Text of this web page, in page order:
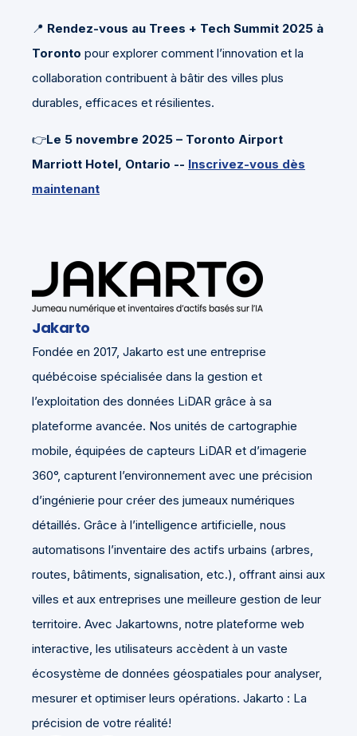
📍 Rendez-vous au Trees + Tech Summit 2025 à
Toronto pour explorer comment l’innovation et la
collaboration contribuent à bâtir des villes plus
durables, efficaces et résilientes.
👉Le 5 novembre 2025 – Toronto Airport
Marriott Hotel, Ontario -- Inscrivez-vous dès
maintenant
Jakarto
Fondée en 2017, Jakarto est une entreprise
québécoise spécialisée dans la gestion et
l’exploitation des données LiDAR grâce à sa
plateforme avancée. Nos unités de cartographie
mobile, équipées de capteurs LiDAR et d’imagerie
360°, capturent l’environnement avec une précision
d’ingénierie pour créer des jumeaux numériques
détaillés. Grâce à l’intelligence artificielle, nous
automatisons l’inventaire des actifs urbains (arbres,
routes, bâtiments, signalisation, etc.), offrant ainsi aux
villes et aux entreprises une meilleure gestion de leur
territoire. Avec Jakartowns, notre plateforme web
interactive, les utilisateurs accèdent à un vaste
écosystème de données géospatiales pour analyser,
mesurer et optimiser leurs opérations. Jakarto : La
précision de votre réalité!